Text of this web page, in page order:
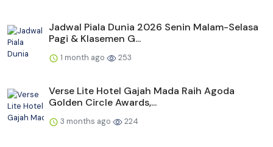
Jadwal Piala Dunia 2026 Senin Malam-Selasa
Pagi & Klasemen G...
1 month ago 253
Verse Lite Hotel Gajah Mada Raih Agoda
Golden Circle Awards,...
3 months ago 224